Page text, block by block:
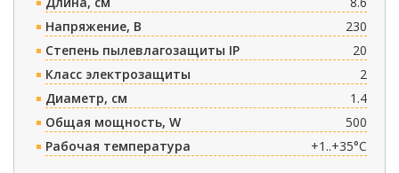
Напряжение, В
230
Степень пылевлагозащиты IP
20
Класс электрозащиты
2
Диаметр, см
1.4
Общая мощность, W
500
Рабочая температура
+1..+35°C